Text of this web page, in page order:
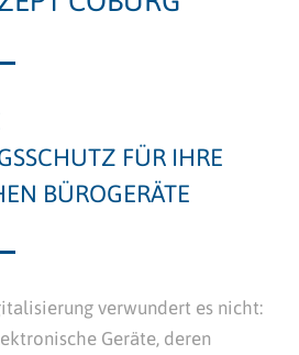
FÜR IHRE
BÜROGERÄTE
verwundert es nicht:
Geräte, deren